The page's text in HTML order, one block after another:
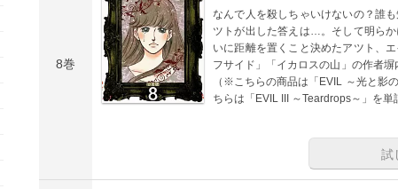
8巻
なんで人を殺しちゃいけないの？誰
ツトが出した答えは…。そして明ら
いに距離を置くこと決めたアツト、
フサイド」「イカロスの山」の作者
（※こちらの商品は「EVIL ～光と
ちらは「EVIL III ～Teardrops～」を単
試